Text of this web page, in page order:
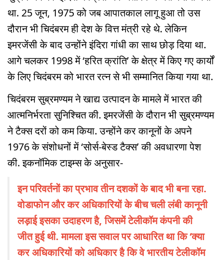
था. 25 जून, 1975 को जब आपातकाल लागू हुआ तो उस
दौरान भी चिदंबरम ही देश के वित्त मंत्री रहे थे. लेकिन
इमरजेंसी के बाद उन्होंने इंदिरा गांधी का साथ छोड़ दिया था.
आगे चलकर 1998 में ‘हरित क्रांति’ के क्षेत्र में किए गए कार्यों
के लिए चिदंबरम को भारत रत्न से भी सम्मानित किया गया था.
चिदंबरम सुब्रमण्यम ने खाद्य उत्पादन के मामले में भारत की
आत्मनिर्भरता सुनिश्चित की. इमरजेंसी के दौरान भी सुब्रमण्यम
ने टैक्स दरों को कम किया. उन्होंने कर कानूनों के अपने
1976 के संशोधनों में ‘सोर्स-बेस्ड टैक्स’ की अवधारणा पेश
की. इकनॉमिक टाइम्स के अनुसार-
इन परिवर्तनों का प्रभाव तीन दशकों के बाद भी बना रहा.
वोडाफोन और कर अधिकारियों के बीच चली लंबी कानूनी
लड़ाई इसका उदाहरण है, जिसमें टेलीकॉम कंपनी की
जीत हुई थी. मामला इस सवाल पर आधारित था कि ‘क्या
कर अधिकारियों को अधिकार है कि वे भारतीय टेलीकॉम